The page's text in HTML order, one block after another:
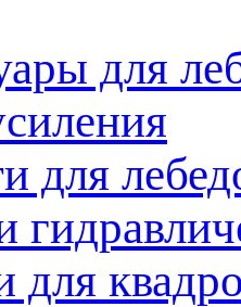
для
для
для